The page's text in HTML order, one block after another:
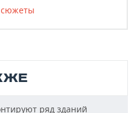
сюжеты
ряд зданий